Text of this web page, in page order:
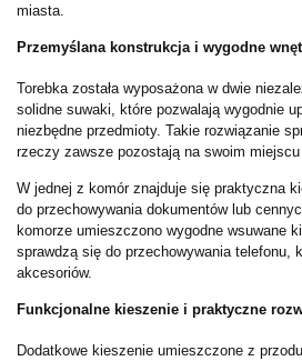
miasta.
Przemyślana konstrukcja i wygodne
Torebka została wyposażona w dwie
solidne suwaki, które pozwalają wygodnie
niezbędne przedmioty. Takie rozwiązanie
rzeczy zawsze pozostają na swoim miejscu
W jednej z komór znajduje się praktyczna
do przechowywania dokumentów lub
komorze umieszczono wygodne wsuwane
sprawdzą się do przechowywania telefonu,
akcesoriów.
Funkcjonalne kieszenie i praktyczne
Dodatkowe kieszenie umieszczone z